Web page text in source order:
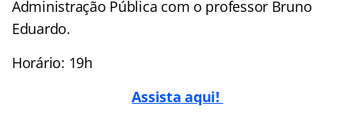
Administração Pública com o professor Bruno
Eduardo.
Horário: 19h
Assista aqui!